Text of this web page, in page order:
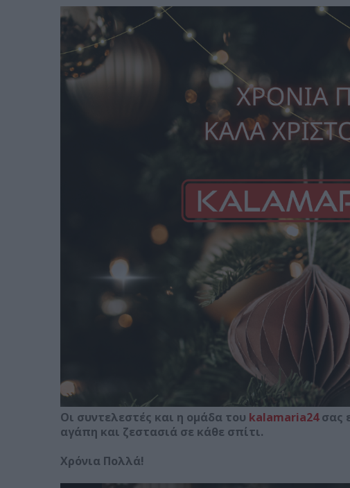
Οι συντελεστές και η ομάδα του kalamaria24σας
αγάπη και ζεστασιά σε κάθε σπίτι.
Χρόνια Πολλά!